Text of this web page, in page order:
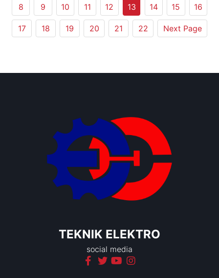
8 9 10 11 12 13 14 15 16
17 18 19 20 21 22 Next Page
TEKNIK ELEKTRO
social media